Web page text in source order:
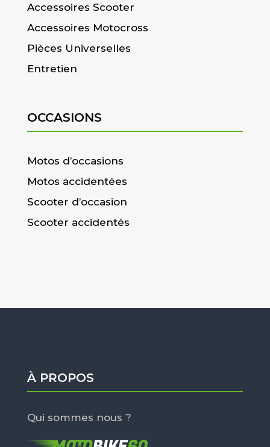
Accessoires Scooter
Accessoires Motocross
Pièces Universelles
Entretien
OCCASIONS
Motos d’occasions
Motos accidentées
Scooter d’occasion
Scooter accidentés
À PROPOS
Qui sommes nous ?